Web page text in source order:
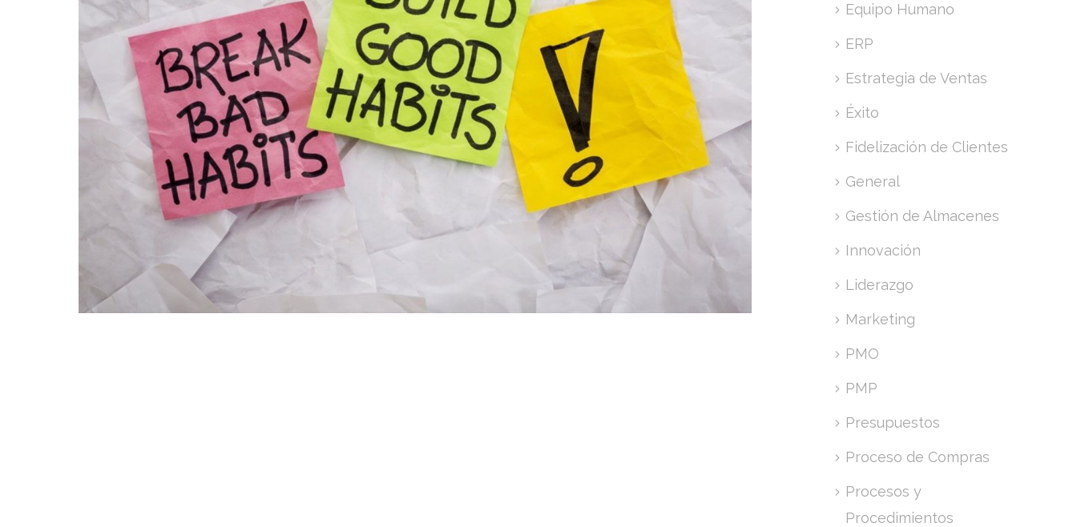
Equipo Humano
ERP
Estrategia de Ventas
Éxito
Fidelización de Clientes
General
Gestión de Almacenes
Innovación
Liderazgo
Marketing
PMO
PMP
Presupuestos
Proceso de Compras
Procesos y
Procedimientos